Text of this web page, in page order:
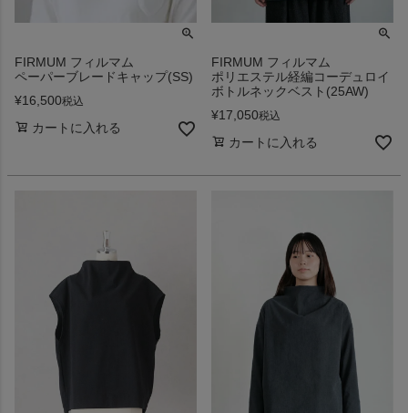
FIRMUM フィルマム
ペーパーブレードキャップ(SS)
¥16,500税込
カートに入れる
FIRMUM フィルマム
ポリエステル経編コーデュロイ
ボトルネックベスト(25AW)
¥17,050税込
カートに入れる